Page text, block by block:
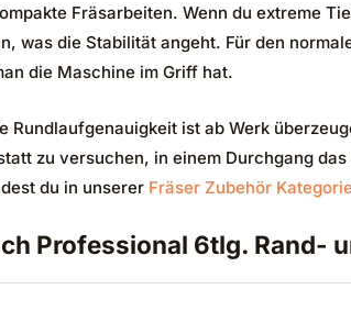
Fräsarbeiten. Wenn du extreme
was die Stabilität angeht. Für den
die Maschine im Griff hat.
ist ab Werk
zu versuchen, in einem Durchgang
du in unserer Fräser Zubehör Kategorie
Professional 6tlg. Rand-